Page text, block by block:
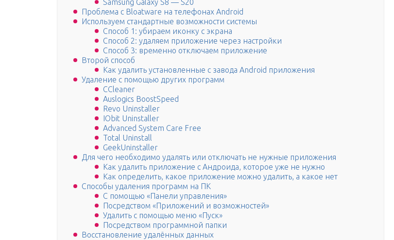
Samsung Galaxy S8 — S20
Проблема с Bloatware на телефонах Android
Используем стандартные возможности системы
Способ 1: убираем иконку с экрана
Способ 2: удаляем приложение через настройки
Способ 3: временно отключаем приложение
Второй способ
Как удалить установленные с завода Android приложения
Удаление с помощью других программ
CCleaner
Auslogics BoostSpeed
Revo Uninstaller
IObit Uninstaller
Advanced System Care Free
Total Uninstall
GeekUninstaller
Для чего необходимо удалять или отключать не нужные приложения
Как удалить приложение с Андроида, которое уже не нужно
Как определить, какое приложение можно удалить, а какое нет
Способы удаления программ на ПК
С помощью «Панели управления»
Посредством «Приложений и возможностей»
Удалить с помощью меню «Пуск»
Посредством программной папки
Восстановление удалённых данных